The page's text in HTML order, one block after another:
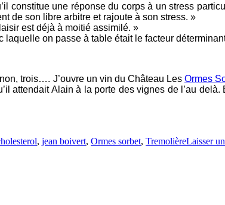
constitue une réponse du corps à un stress
de son libre arbitre et rajoute à son stress. »
est déjà à moitié assimilé. »
on passe à table était le facteur
trois…. J’ouvre un vin du Château Les Ormes
attendait Alain à la porte des vignes de l’au delà.
, jean boivert, Ormes sorbet, TremolièreLaisser